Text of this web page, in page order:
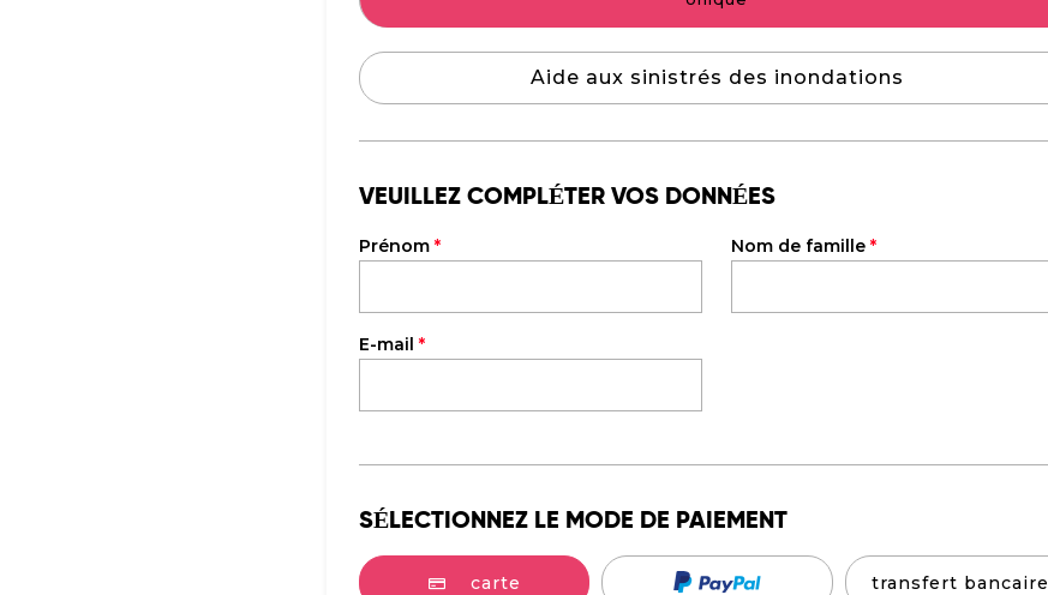
Aide aux sinistrés des inondations
VEUILLEZ COMPLÉTER VOS DONNÉES
Prénom * Nom de famille*
E-mail *
SÉLECTIONNEZ LE MODE DE PAIEMENT
carte transfert bancaire